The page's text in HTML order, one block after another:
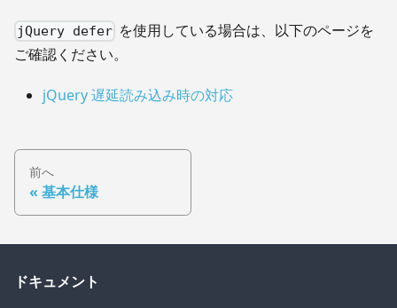
jQuery defer を使用している場合は、以下のページを
ご確認ください。
jQuery 遅延読み込み時の対応
前へ
基本仕様
ドキュメント